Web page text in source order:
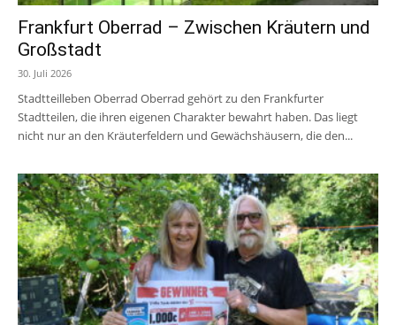
Frankfurt Oberrad – Zwischen Kräutern und
Großstadt
30. Juli 2026
Stadtteilleben Oberrad Oberrad gehört zu den Frankfurter
Stadtteilen, die ihren eigenen Charakter bewahrt haben. Das liegt
nicht nur an den Kräuterfeldern und Gewächshäusern, die den...